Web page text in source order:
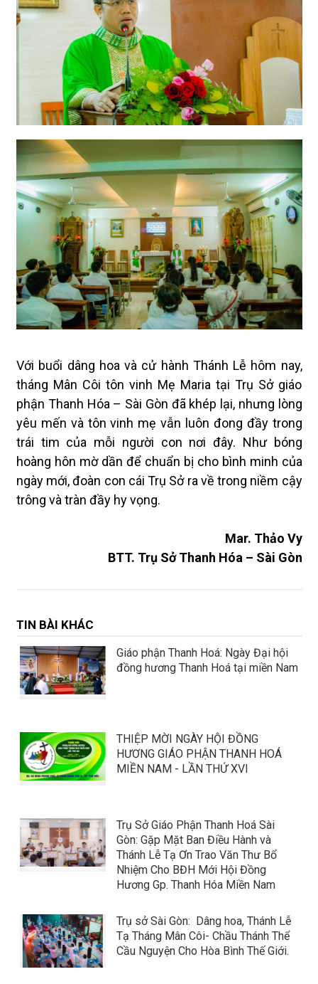
Với buổi dâng hoa và cử hành Thánh Lễ hôm nay,
tháng Mân Côi tôn vinh Mẹ Maria tại Trụ Sở giáo
phận Thanh Hóa – Sài Gòn đã khép lại, nhưng lòng
yêu mến và tôn vinh mẹ vẫn luôn đong đầy trong
trái tim của mỗi người con nơi đây. Như bóng
hoàng hôn mờ dần để chuẩn bị cho bình minh của
ngày mới, đoàn con cái Trụ Sở ra về trong niềm cậy
trông và tràn đầy hy vọng.
Mar. Thảo Vy
BTT. Trụ Sở Thanh Hóa – Sài Gòn
TIN BÀI KHÁC
Giáo phận Thanh Hoá: Ngày Đại hội
đồng hương Thanh Hoá tại miền Nam
THIỆP MỜI NGÀY HỘI ĐỒNG
HƯƠNG GIÁO PHẬN THANH HOÁ
MIỀN NAM - LẦN THỨ XVI
​​​​​​​Trụ Sở Giáo Phận Thanh Hoá Sài
Gòn: Gặp Mặt Ban Điều Hành và
Thánh Lễ Tạ Ơn Trao Văn Thư Bổ
Nhiệm Cho BĐH Mới Hội Đồng
Hương Gp. Thanh Hóa Miền Nam
Trụ sở Sài Gòn: Dâng hoa, Thánh Lễ
Tạ Tháng Mân Côi- Chầu Thánh Thể
Cầu Nguyện Cho Hòa Bình Thế Giới.